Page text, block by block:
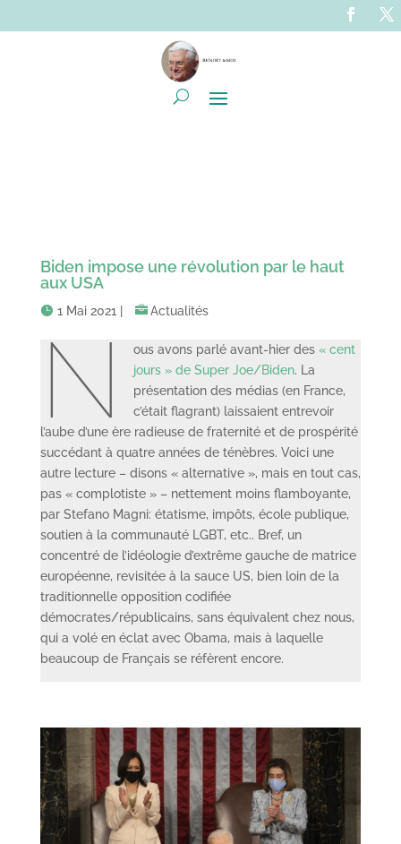
Biden impose une révolution par le haut
aux USA
1 Mai 2021 Actualités
N ous avons parlé avant-hier des « cent
jours » de Super Joe/Biden. La
présentation des médias (en France,
c’était flagrant) laissaient entrevoir
l’aube d’une ère radieuse de fraternité et de prospérité
succédant à quatre années de ténèbres. Voici une
autre lecture – disons « alternative », mais en tout cas,
pas « complotiste » – nettement moins flamboyante,
par Stefano Magni: étatisme, impôts, école publique,
soutien à la communauté LGBT, etc.. Bref, un
concentré de l’idéologie d’extrême gauche de matrice
européenne, revisitée à la sauce US, bien loin de la
traditionnelle opposition codifiée
démocrates/républicains, sans équivalent chez nous,
qui a volé en éclat avec Obama, mais à laquelle
beaucoup de Français se réfèrent encore.